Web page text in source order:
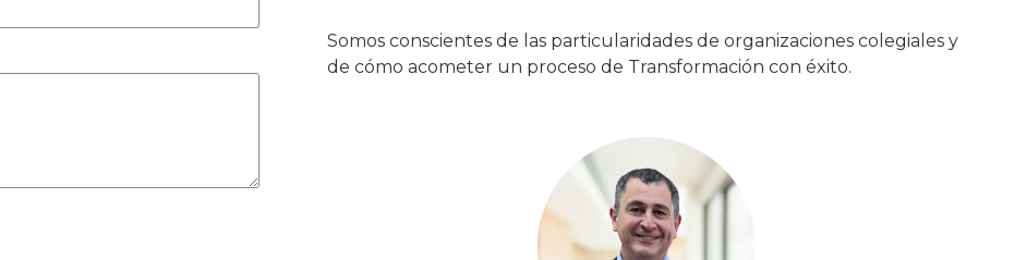
Somos conscientes de las particularidades de organizaciones colegiales y
de cómo acometer un proceso de Transformación con éxito.